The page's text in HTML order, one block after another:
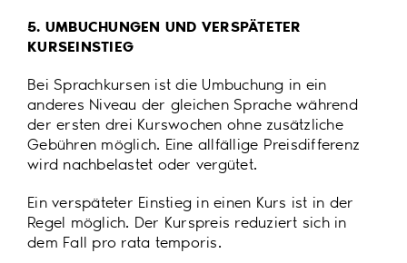
5. UMBUCHUNGEN UND VERSPÄTETER
KURSEINSTIEG
Bei Sprachkursen ist die Umbuchung in ein
anderes Niveau der gleichen Sprache während
der ersten drei Kurswochen ohne zusätzliche
Gebühren möglich. Eine allfällige Preisdifferenz
wird nachbelastet oder vergütet.
Ein verspäteter Einstieg in einen Kurs ist in der
Regel möglich. Der Kurspreis reduziert sich in
dem Fall pro rata temporis.